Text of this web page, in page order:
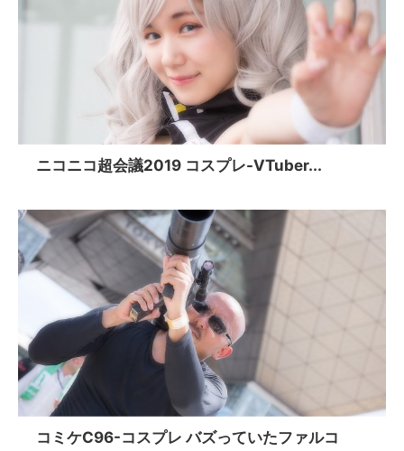
ニコニコ超会議2019 コスプレ-VTuber...
コミケC96-コスプレ バズっていたファルコ